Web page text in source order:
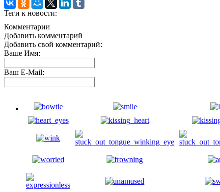
Теги к новости:
Комментарии
Добавить комментарий
Добавить свой комментарий:
Ваше Имя:
Ваш E-Mail: